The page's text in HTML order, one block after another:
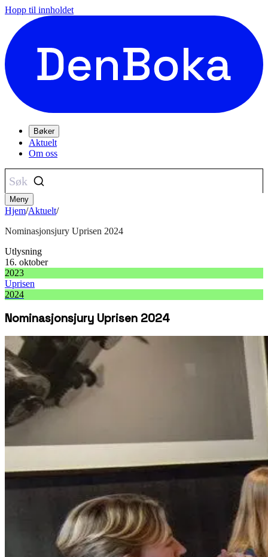
Hopp til innholdet
Bøker
Aktuelt
Om oss
Søk
Meny
Hjem/Aktuelt/
Nominasjonsjury Uprisen 2024
Utlysning
16. oktober
2023
Uprisen
2024
Nominasjonsjury Uprisen 2024